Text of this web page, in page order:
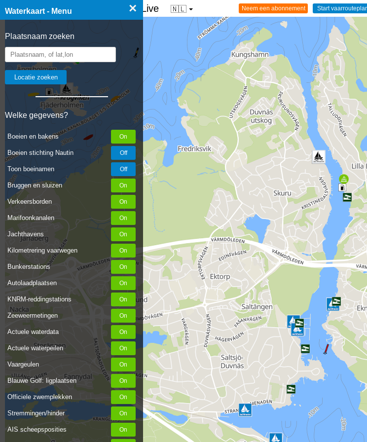
Waterkaart - Menu ×
Plaatsnaam zoeken
Welke gegevens?
Boeien en bakens
Boeien stichting Nautin
Toon boeinamen
Bruggen en sluizen
Verkeersborden
Marifoonkanalen
Jachthavens
Kilometrering vaarwegen
Bunkerstations
Autolaadplaatsen
KNRM-reddingstations
Zeeweermetingen
Actuele waterdata
Actuele waterpeilen
Vaargeulen
Blauwe Golf: ligplaatsen
Officiele zwemplekken
Stremmingen/hinder
AIS scheepsposities
☰ Waterkaart van Nederland - Live 🇳🇱